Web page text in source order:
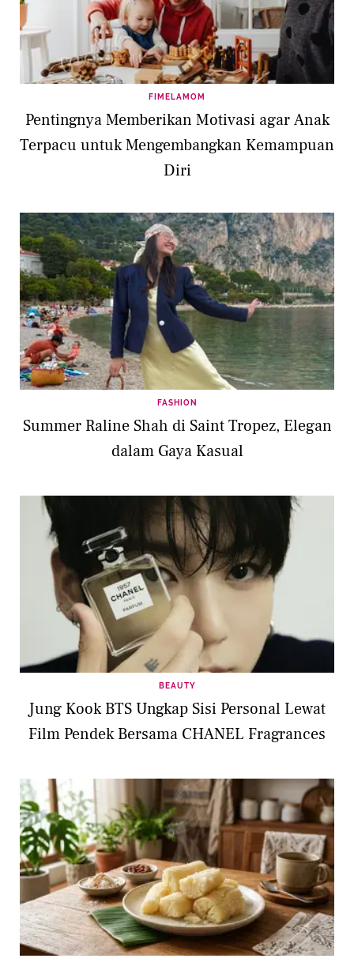
FIMELAMOM
Pentingnya Memberikan Motivasi agar Anak
Terpacu untuk Mengembangkan Kemampuan
Diri
FASHION
Summer Raline Shah di Saint Tropez, Elegan
dalam Gaya Kasual
BEAUTY
Jung Kook BTS Ungkap Sisi Personal Lewat
Film Pendek Bersama CHANEL Fragrances